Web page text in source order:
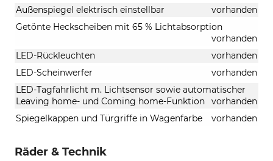
Außenspiegel elektrisch einstellbar
vorhanden
Getönte Heckscheiben mit 65 % Lichtabsorption
vorhanden
LED-Rückleuchten
vorhanden
LED-Scheinwerfer
vorhanden
LED-Tagfahrlicht m. Lichtsensor sowie automatischer
Leaving home- und Coming home-Funktion
vorhanden
Spiegelkappen und Türgriffe in Wagenfarbe
vorhanden
Räder & Technik